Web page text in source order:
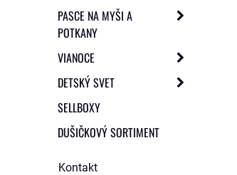
PASCE NA MYŠI A
POTKANY
VIANOCE
DETSKÝ SVET
SELLBOXY
DUŠIČKOVÝ SORTIMENT
Kontakt